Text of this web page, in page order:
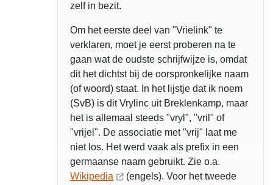
zelf in bezit.
Om het eerste deel van "Vrielink" te
verklaren, moet je eerst proberen na te
gaan wat de oudste schrijfwijze is, omdat
dit het dichtst bij de oorspronkelijke naam
(of woord) staat. In het lijstje dat ik noem
(SvB) is dit Vrylinc uit Breklenkamp, maar
het is allemaal steeds "vryl", "vril" of
"vrijel". De associatie met "vrij" laat me
niet los. Het werd vaak als prefix in een
germaanse naam gebruikt. Zie o.a.
Wikipedia
(engels). Voor het tweede